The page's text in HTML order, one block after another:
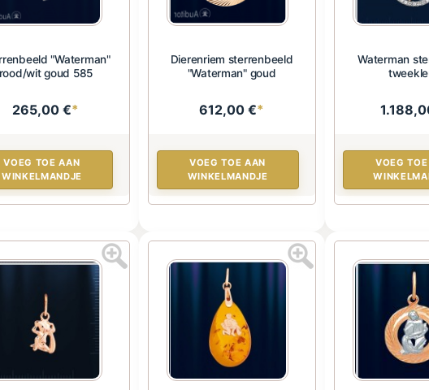
"Waterman"
rood/wit goud 585
265,00 €*
VOEG TOE AAN
WINKELMANDJE
Dierenriem sterrenbeeld
"Waterman" goud
612,00 €*
VOEG TOE AAN
WINKELMANDJE
Waterman
VOEG